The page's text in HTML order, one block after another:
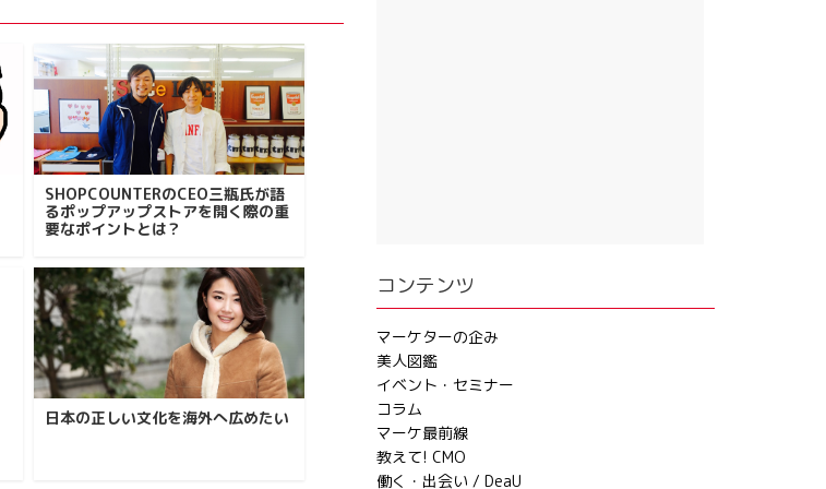
SHOPCOUNTERのCEO三瓶氏が語
るポップアップストアを開く際の重
要なポイントとは？
日本の正しい文化を海外へ広めたい
コンテンツ
マーケターの企み
美人図鑑
イベント・セミナー
コラム
マーケ最前線
教えて! CMO
働く・出会い / DeaU